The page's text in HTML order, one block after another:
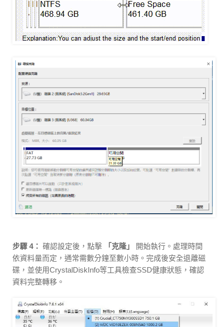
步驟 4： 確認設定後，點擊 「克隆」
開始執行。處理時間
依資料量而定，通常需數分鐘至數小時。完成後安全退離磁
碟，並使用CrystalDiskInfo等工具檢查SSD健康狀態，確認
資料完整轉移。